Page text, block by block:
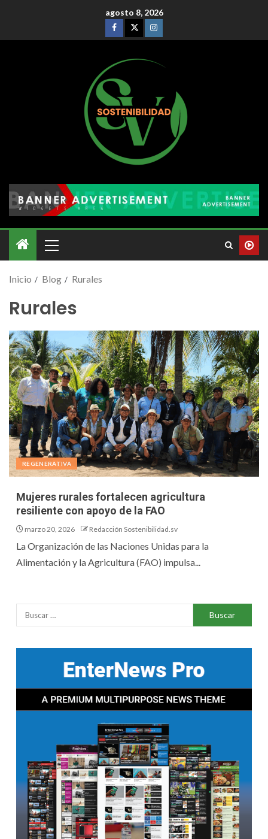
agosto 8, 2026
Inicio Blog Rurales
Rurales
REGENERATIVA
Mujeres rurales fortalecen agricultura
resiliente con apoyo de la FAO
marzo 20, 2026 Redacción Sostenibilidad.sv
La Organización de las Naciones Unidas para la
Alimentación y la Agricultura (FAO) impulsa...